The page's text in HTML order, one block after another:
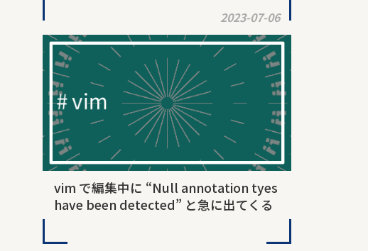
2023-07-06
vim で編集中に “Null annotation tyes
have been detected” と急に出てくる